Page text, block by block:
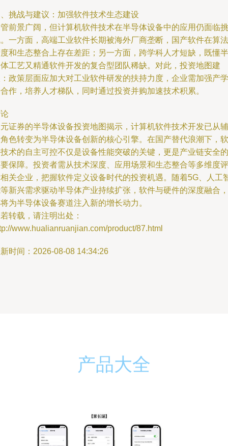
挑战与建议：加强软件技术生态建设
前景广阔，但计算机软件技术在半导体设备中的应用仍面临挑
一方面，高端工业软件长期被海外厂商垄断，国产软件在算法
和生态整合上存在差距；另一方面，跨学科人才短缺，既懂半
工艺又精通软件开发的复合型团队稀缺。对此，投资地图建
政策层面应加大对工业软件研发的扶持力度，企业需加强产学
作，培养人才梯队，同时通过投资并购加速技术积累。
证券的半导体设备投资地图揭示，计算机软件技术开发已从辅
色转变为半导体设备创新的核心引擎。在国产替代浪潮下，软
术的自主可控不仅是设备性能突破的关键，更是产业链安全的
保障。投资者需从技术深度、应用场景和生态整合等多维度评
关企业，把握软件定义设备时代的投资机遇。随着5G、人工
新兴需求驱动半导体产业持续扩张，软件与硬件的深度融合，
为半导体设备赛道注入新的增长动力。
转载，请注明出处：
www.hualianruanjian.com/product/87.html
时间：2026-08-08 14:34:26
产品大全